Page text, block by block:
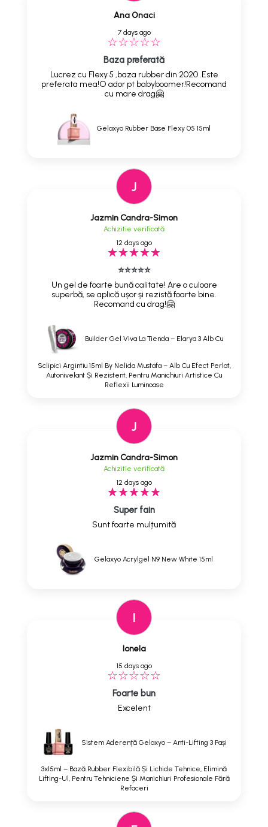
Ana Onaci
7 days ago
Baza preferată
Lucrez cu Flexy 5 ,baza rubber din 2020 .Este
preferata mea!O ador pt babyboomer!Recomand
cu mare drag🤗
Gelaxyo Rubber Base Flexy 05 15ml
J
Jazmin Candra-Simon
Achizitie verificată
12 days ago
⭐⭐⭐⭐⭐
Un gel de foarte bună calitate! Are o culoare
superbă, se aplică ușor și rezistă foarte bine.
Recomand cu drag!🤗
Builder Gel Viva La Tienda – Elarya 3 Alb Cu
Sclipici Argintiu 15ml By Nelida Mustafa – Alb Cu Efect Perlat,
Autonivelant Și Rezistent, Pentru Manichiuri Artistice Cu
Reflexii Luminoase
J
Jazmin Candra-Simon
Achizitie verificată
12 days ago
Super fain
Sunt foarte mulțumită
Gelaxyo Acrylgel N9 New White 15ml
I
Ionela
15 days ago
Foarte bun
Excelent
Sistem Aderență Gelaxyo – Anti-Lifting 3 Pași
3x15ml – Bază Rubber Flexibilă Și Lichide Tehnice, Elimină
Lifting-Ul, Pentru Tehniciene Și Manichiuri Profesionale Fără
Refaceri